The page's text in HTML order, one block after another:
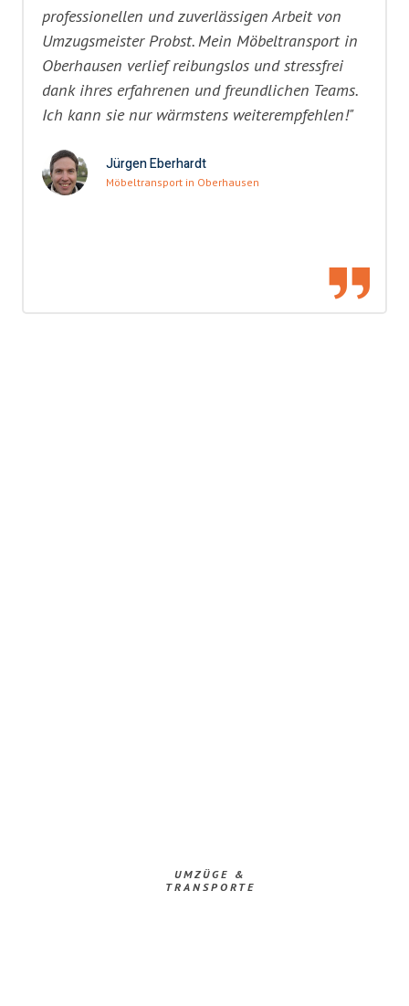
professionellen und zuverlässigen Arbeit von
Umzugsmeister Probst. Mein Möbeltransport in
Oberhausen verlief reibungslos und stressfrei
dank ihres erfahrenen und freundlichen Teams.
Ich kann sie nur wärmstens weiterempfehlen!"
Jürgen Eberhardt
Möbeltransport in Oberhausen
UMZÜGE &
TRANSPORTE